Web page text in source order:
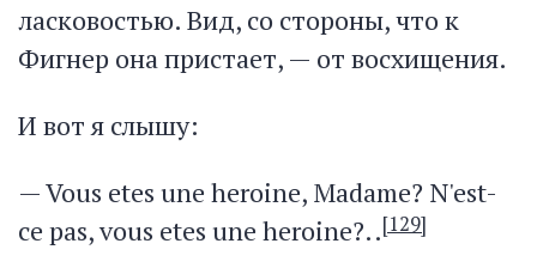
ласковостью. Вид, со стороны, что к
Фигнер она пристает, — от восхищения.
И вот я слышу:
— Vous etes une heroine, Madame? N'est-
ce pas, vous etes une heroine?..[129]